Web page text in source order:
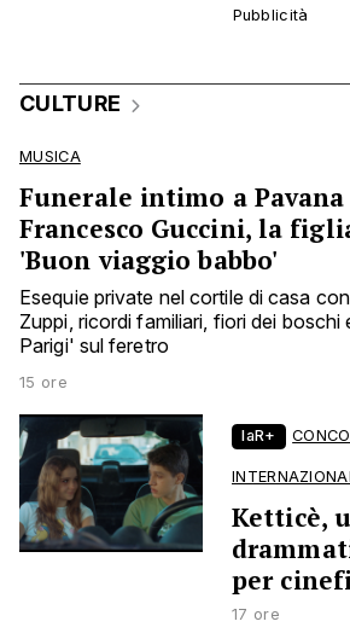
CULTURE
MUSICA
Funerale intimo a
Francesco Guccini, la
'Buon viaggio babbo'
Esequie private nel cortile di casa
Zuppi, ricordi familiari, fiori dei boschi
Parigi' sul feretro
15 ore
laR+
Ketticè,
per
17 ore